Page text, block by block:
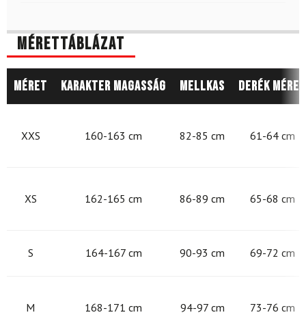
Mérettáblázat
Méret Karakter magasság Mellkas Derék méret
XXS 160-163 cm 82-85 cm 61-64 cm
XS 162-165 cm 86-89 cm 65-68 cm
S 164-167 cm 90-93 cm 69-72 cm
M 168-171 cm 94-97 cm 73-76 cm